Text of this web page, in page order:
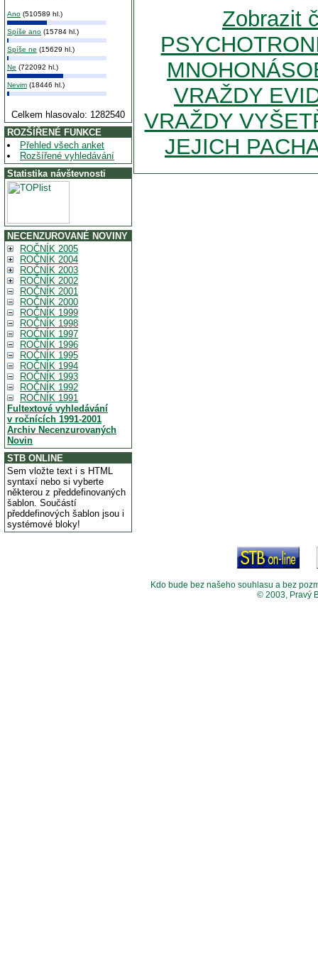
Ano (510589 hl.)
Spíše ano (15784 hl.)
Spíše ne (15629 hl.)
Ne (722092 hl.)
Nevim (18446 hl.)
Celkem hlasovalo: 1282540
ROZŠÍŘENÉ FUNKCE
Přehled všech anket
Rozšířené vyhledávání
Statistika návštevnosti
NECENZUROVANÉ NOVINY
ROČNÍK 2005
ROČNÍK 2004
ROČNÍK 2003
ROČNÍK 2002
ROČNÍK 2001
ROČNÍK 2000
ROČNÍK 1999
ROČNÍK 1998
ROČNÍK 1997
ROČNÍK 1996
ROČNÍK 1995
ROČNÍK 1994
ROČNÍK 1993
ROČNÍK 1992
ROČNÍK 1991
Fultextové vyhledávání
v ročnících 1991-2001
Archiv Necenzurovaných
Novin
STB ONLINE
Sem vložte text i s HTML
syntaxí nebo si vyberte
některou z předdefinovaných
šablon. Součástí
předdefinových šablon jsou i
systémové bloky!
Zobrazit
VRAŽDY
VRAŽDY
JEJICH
Kdo bude bez našeho souhlasu a bez
© 2003, Pravý